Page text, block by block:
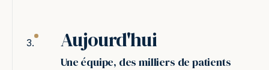
Aujourd'hui
Une équipe, des milliers de patients